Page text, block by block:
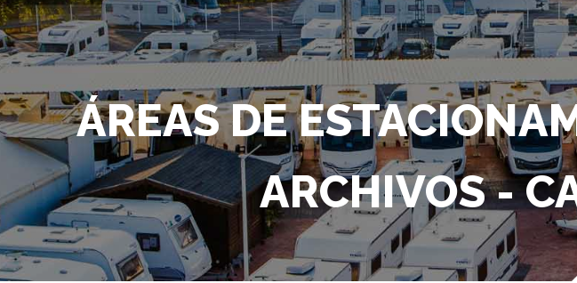
ÁREAS DE
ARCHIVOS -